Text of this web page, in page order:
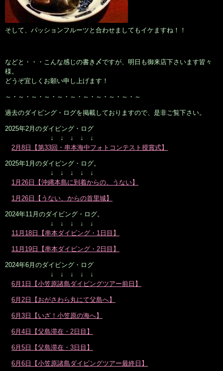
そして、パッションフルーツと合わせましてもイケますね！！
などと・・・こんな感じの書き〆ですが、明日も御来店下さいます皆々
様。
どうぞ宜しくお願い申し上げます！
～・～・～・～・～・～・～・～・～・～・～
過去のダイビング・ログを掲載しておりますので、是非ご覧下さい。
2025年2月のダイビング・ログ
↓ ↓ ↓ ↓ ↓
2月8日【第33回・串本海中フォトコンテスト授賞式】
2025年1月のダイビング・ログ。
↓ ↓ ↓ ↓ ↓
1月26日【沖縄本島に到着からの、うない】
1月26日【うない、からの首里城】
2024年11月のダイビング・ログ。
↓ ↓ ↓ ↓ ↓
11月18日【串本ダイビング・1日目】
11月19日【串本ダイビング・2日目】
2024年6月のダイビング・ログ
↓ ↓ ↓ ↓ ↓
6月1日【小笠原諸島ダイビングツアー前日】
6月2日【おがさわら丸にて父島へ】
6月3日【いざ！小笠原の海へ】
6月4日【父島滞在・2日目】
6月5日【父島滞在・3日目】
6月6日【小笠原諸島ダイビングツアー最終日】